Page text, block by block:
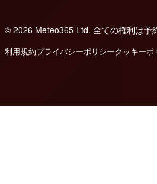
© 2026 Meteo365 Ltd. 全ての権利は予
利用規約プライバシーポリシークッキーポ